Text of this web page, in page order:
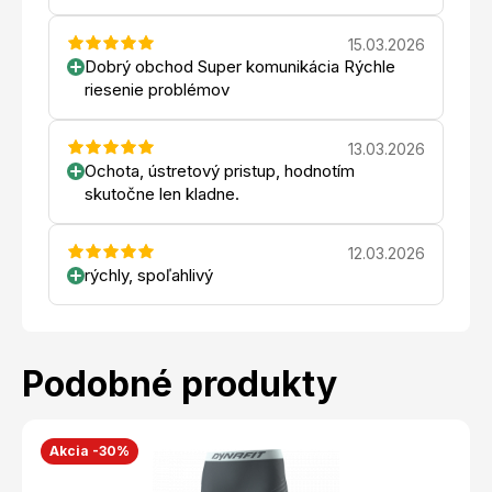
15.03.2026
Dobrý obchod Super komunikácia Rýchle
riesenie problémov
13.03.2026
Ochota, ústretový pristup, hodnotím
skutočne len kladne.
12.03.2026
rýchly, spoľahlivý
Podobné produkty
Akcia -30%